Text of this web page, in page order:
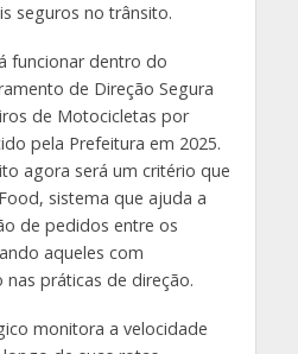
seguros no trânsito.
funcionar dentro do
de Direção Segura
de Motocicletas por
pela Prefeitura em 2025.
agora será um critério que
sistema que ajuda a
de pedidos entre os
aqueles com
práticas de direção.
monitora a velocidade